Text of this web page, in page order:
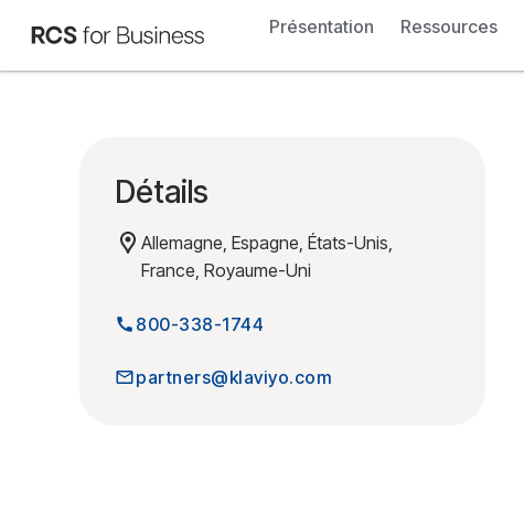
Présentation Ressources
Détails
Allemagne, Espagne, États-Unis,
France, Royaume-Uni
800-338-1744
partners@klaviyo.com